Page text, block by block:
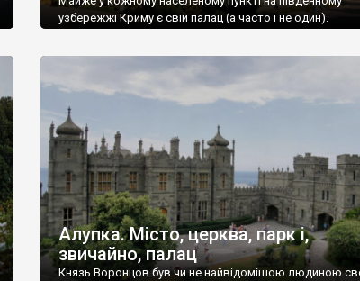
узбережжі Криму є свій палац (а часто і не один).
Алупка. Місто, церква, парк і,
звичайно, палац
Князь Воронцов був чи не найвідомішою людиною